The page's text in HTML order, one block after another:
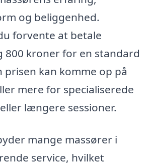
og beliggenhed.
forvente at betale
800 kroner for en standard
prisen kan komme op på
mere for specialiserede
længere sessioner.
mange massører i
service, hvilket